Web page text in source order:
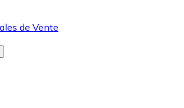
de Vente